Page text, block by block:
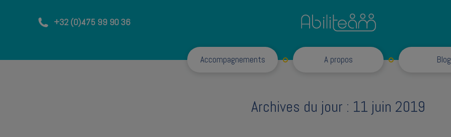
+32 (0)475 99 90 36
Accompagnements A propos Blog
Archives du jour : 11 juin 2019
Accompagnements